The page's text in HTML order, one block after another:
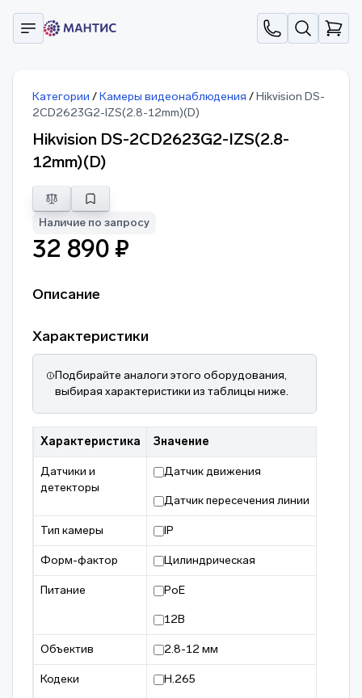
Категории /Камеры видеонаблюдения /Hikvision DS-
2CD2623G2-IZS(2.8-12mm)(D)
Hikvision DS-2CD2623G2-IZS(2.8-
12mm)(D)
Наличие по запросу
32 890 ₽
Описание
Характеристики
Подбирайте аналоги этого оборудования,
выбирая характеристики из таблицы ниже.
Характеристика Значение
Датчики и
детекторы
Датчик движения
Датчик пересечения линии
Тип камеры IP
Форм-фактор Цилиндрическая
Питание PoE
12В
Объектив 2.8-12 мм
Кодеки H.265